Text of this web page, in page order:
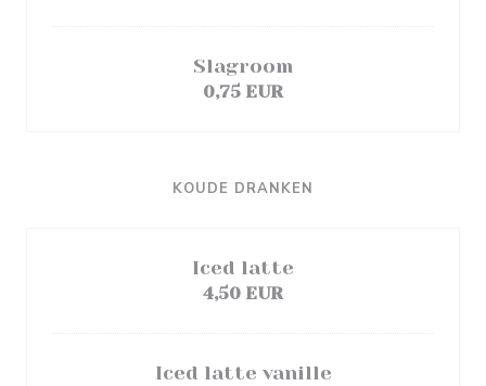
Slagroom
0,75 EUR
KOUDE DRANKEN
Iced latte
4,50 EUR
Iced latte vanille